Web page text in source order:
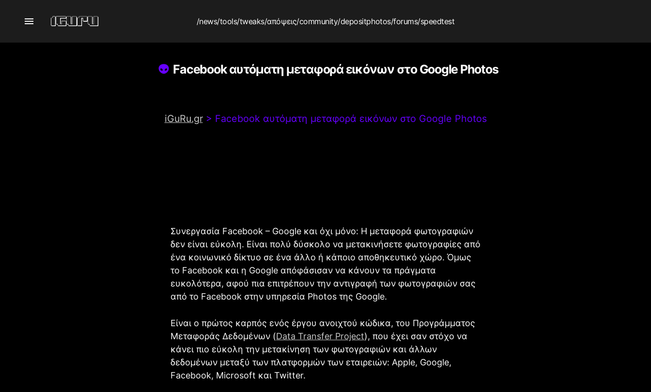
/news/tools/tweaks/απόψεις/community/depositphotos/forums/speedtest
Facebook αυτόματη μεταφορά εικόνων στο Google Photos
iGuRu.gr> Facebook αυτόματη μεταφορά εικόνων στο Google Photos
Συνεργασία Facebook – Google και όχι μόνο: Η μεταφορά φωτογραφιών
δεν είναι εύκολη. Είναι πολύ δύσκολο να μετακινήσετε φωτογραφίες από
ένα κοινωνικό δίκτυο σε ένα άλλο ή κάποιο αποθηκευτικό χώρο. Όμως
το Facebook και η Google απόφάσισαν να κάνουν τα πράγματα
ευκολότερα, αφού πια επιτρέπουν την αντιγραφή των φωτογραφιών σας
από το Facebook στην υπηρεσία Photos της Google.
Είναι ο πρώτος καρπός ενός έργου ανοιχτού κώδικα, του Προγράμματος
Μεταφοράς Δεδομένων (Data Transfer Project), που έχει σαν στόχο να
κάνει πιο εύκολη την μετακίνηση των φωτογραφιών και άλλων
δεδομένων μεταξύ των πλατφορμών των εταιρειών: Apple, Google,
Facebook, Microsoft και Twitter.